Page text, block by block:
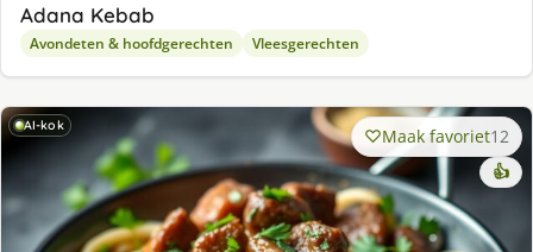
Adana Kebab
Avondeten & hoofdgerechten Vleesgerechten
AI-kok Maak favoriet12
👍